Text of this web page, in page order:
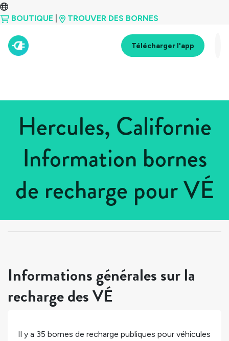
BOUTIQUE TROUVER DES BORNES
Télécharger l'app
Hercules, Californie
Information bornes
de recharge pour VÉ
États-Unis > Californie
Informations générales sur la
recharge des VÉ
Il y a 35 bornes de recharge publiques pour véhicules